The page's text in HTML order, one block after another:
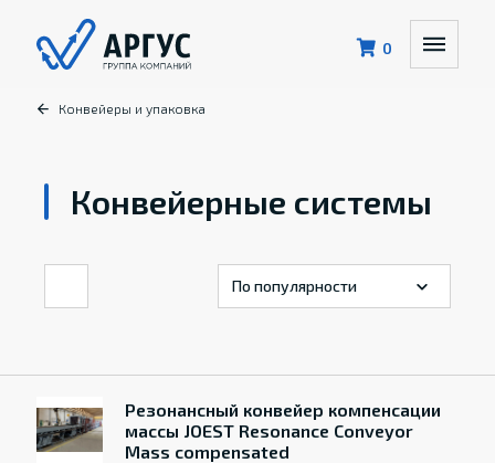
0
Конвейеры и упаковка
Конвейерные системы
Резонансный конвейер компенсации
массы JOEST Resonance Conveyor
Mass compensated